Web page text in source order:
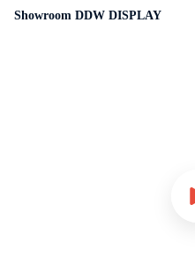
Showroom DDW DISPLAY